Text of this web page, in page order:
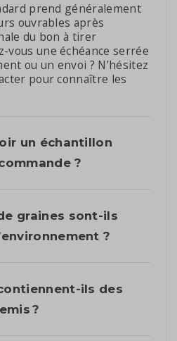
prend généralement
ouvrables après
du bon à tirer
vous une échéance serrée
ou un envoi ? N’hésitez
pour connaître les
un échantillon
?
graines sont-ils
?
ils des
?